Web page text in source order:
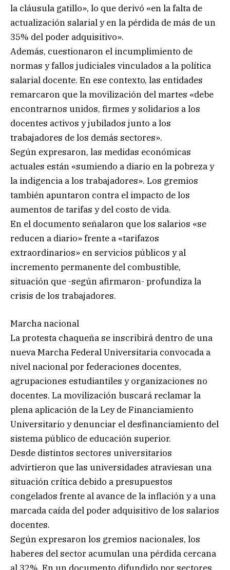
la cláusula gatillo», lo que derivó «en la falta de
actualización salarial y en la pérdida de más de un
35% del poder adquisitivo».
Además, cuestionaron el incumplimiento de
normas y fallos judiciales vinculados a la política
salarial docente. En ese contexto, las entidades
remarcaron que la movilización del martes «debe
encontrarnos unidos, firmes y solidarios a los
docentes activos y jubilados junto a los
trabajadores de los demás sectores».
Según expresaron, las medidas económicas
actuales están «sumiendo a diario en la pobreza y
la indigencia a los trabajadores». Los gremios
también apuntaron contra el impacto de los
aumentos de tarifas y del costo de vida.
En el documento señalaron que los salarios «se
reducen a diario» frente a «tarifazos
extraordinarios» en servicios públicos y al
incremento permanente del combustible,
situación que -según afirmaron- profundiza la
crisis de los trabajadores.
Marcha nacional
La protesta chaqueña se inscribirá dentro de una
nueva Marcha Federal Universitaria convocada a
nivel nacional por federaciones docentes,
agrupaciones estudiantiles y organizaciones no
docentes. La movilización buscará reclamar la
plena aplicación de la Ley de Financiamiento
Universitario y denunciar el desfinanciamiento del
sistema público de educación superior.
Desde distintos sectores universitarios
advirtieron que las universidades atraviesan una
situación crítica debido a presupuestos
congelados frente al avance de la inflación y a una
marcada caída del poder adquisitivo de los salarios
docentes.
Según expresaron los gremios nacionales, los
haberes del sector acumulan una pérdida cercana